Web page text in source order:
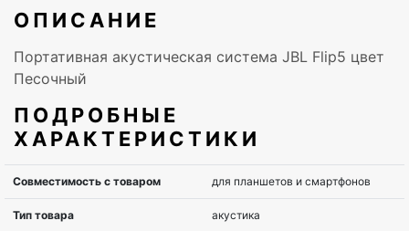
ОПИСАНИЕ
Портативная акустическая система JBL Flip5 цвет
Песочный
ПОДРОБНЫЕ
ХАРАКТЕРИСТИКИ